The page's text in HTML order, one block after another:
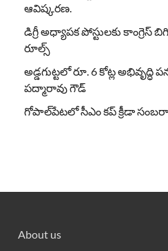
ఆవిష్కరణ.
డిగ్రీ అధ్యాపక పోస్టులకు కాంగ్రెస్
రూల్స్
అడ్డగుట్టలో రూ. 6 కోట్ల అభివృద్ధి
పద్మారావు గౌడ్
గోపాల్‌పేటలో సీఎం కప్ క్రీడా
About us